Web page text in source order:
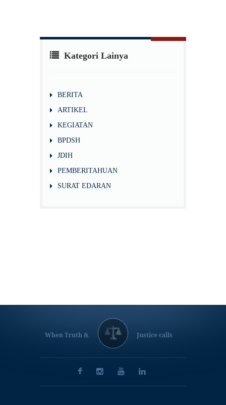
Kategori Lainya
BERITA
ARTIKEL
KEGIATAN
BPDSH
JDIH
PEMBERITAHUAN
SURAT EDARAN
When Truth & Justice calls